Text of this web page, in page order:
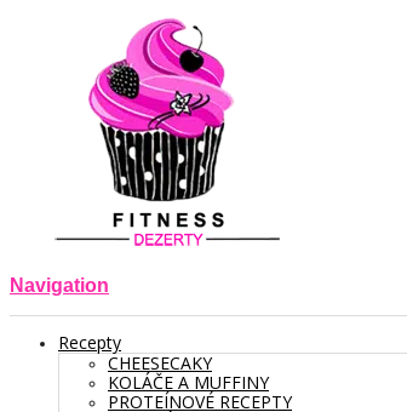
Navigation
Recepty
CHEESECAKY
KOLÁČE A MUFFINY
PROTEÍNOVÉ RECEPTY